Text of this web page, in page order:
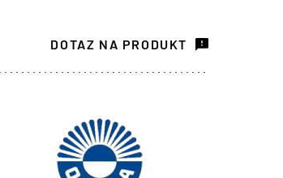
DOTAZ NA PRODUKT